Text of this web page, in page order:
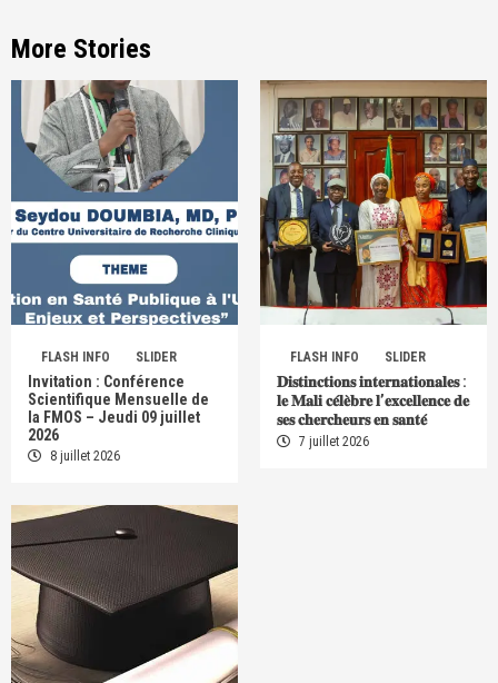
More Stories
FLASH INFO SLIDER
Invitation : Conférence
Scientifique Mensuelle de
la FMOS – Jeudi 09 juillet
2026
8 juillet 2026
FLASH INFO SLIDER
𝐃𝐢𝐬𝐭𝐢𝐧𝐜𝐭𝐢𝐨𝐧𝐬 𝐢𝐧𝐭𝐞𝐫𝐧𝐚𝐭𝐢𝐨𝐧𝐚𝐥𝐞𝐬 :
𝐥𝐞 𝐌𝐚𝐥𝐢 𝐜𝐞́𝐥𝐞̀𝐛𝐫𝐞 𝐥’𝐞𝐱𝐜𝐞𝐥𝐥𝐞𝐧𝐜𝐞 𝐝𝐞
𝐬𝐞𝐬 𝐜𝐡𝐞𝐫𝐜𝐡𝐞𝐮𝐫𝐬 𝐞𝐧 𝐬𝐚𝐧𝐭𝐞́
7 juillet 2026